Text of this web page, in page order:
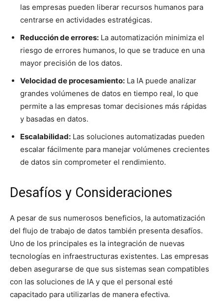
las empresas pueden liberar recursos humanos para
centrarse en actividades estratégicas.
Reducción de errores: La automatización minimiza el
riesgo de errores humanos, lo que se traduce en una
mayor precisión de los datos.
Velocidad de procesamiento: La IA puede analizar
grandes volúmenes de datos en tiempo real, lo que
permite a las empresas tomar decisiones más rápidas
y basadas en datos.
Escalabilidad: Las soluciones automatizadas pueden
escalar fácilmente para manejar volúmenes crecientes
de datos sin comprometer el rendimiento.
Desafíos y Consideraciones
A pesar de sus numerosos beneficios, la automatización
del flujo de trabajo de datos también presenta desafíos.
Uno de los principales es la integración de nuevas
tecnologías en infraestructuras existentes. Las empresas
deben asegurarse de que sus sistemas sean compatibles
con las soluciones de IA y que el personal esté
capacitado para utilizarlas de manera efectiva.